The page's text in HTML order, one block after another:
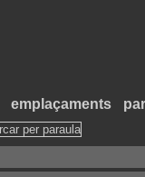
emplaçaments